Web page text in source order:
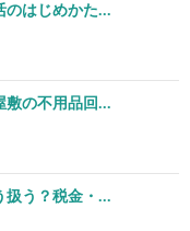
のはじめかた...
敷の不用品回...
扱う？税金・...